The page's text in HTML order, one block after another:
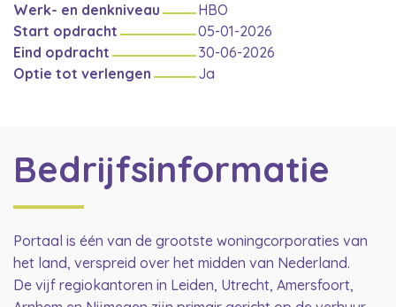
Werk- en denkniveau
HBO
Start opdracht
05-01-2026
Eind opdracht
30-06-2026
Optie tot verlengen
Ja
Bedrijfsinformatie
Portaal is één van de grootste woningcorporaties van
het land, verspreid over het midden van Nederland.
De vijf regiokantoren in Leiden, Utrecht, Amersfoort,